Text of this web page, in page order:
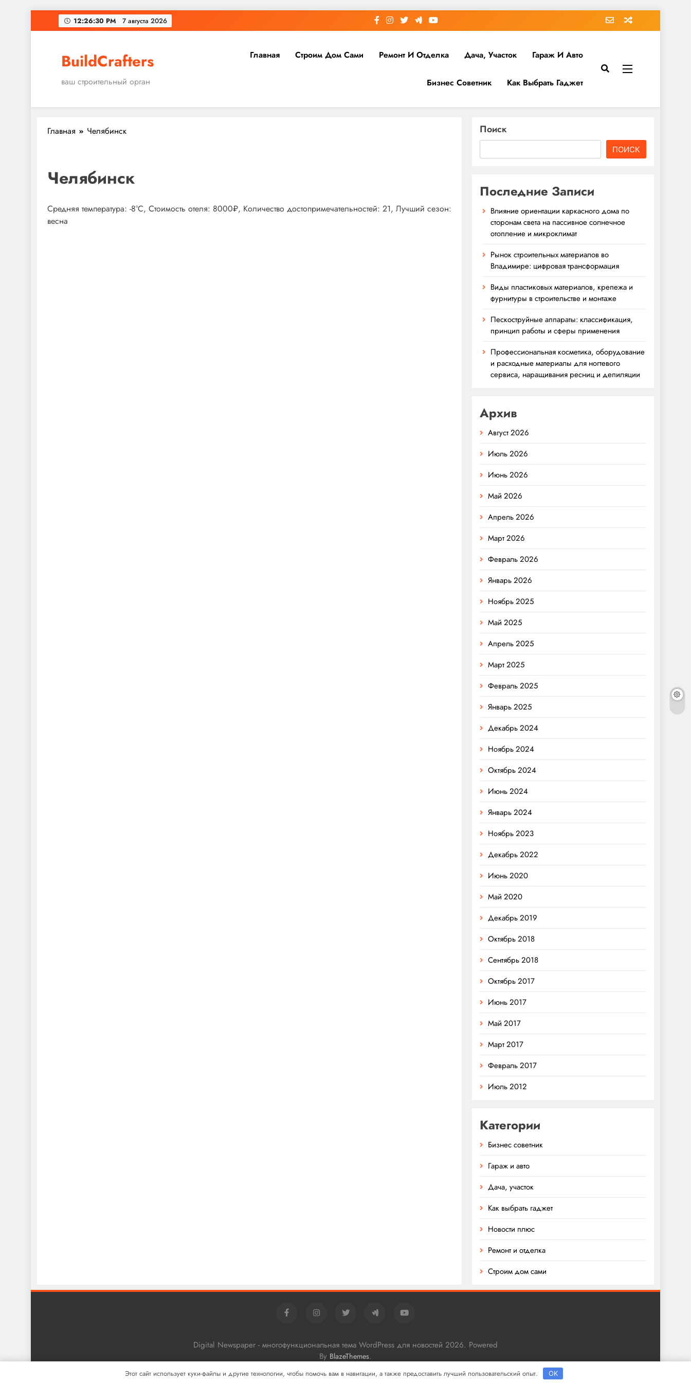
Перейти
к
12:26:31 PM 7 августа 2026
BuildCrafters
ваш строительный орган
Главная Строим Дом Сами Ремонт И Отделка Дача, Участок Гараж И Авто
Бизнес Советник Как Выбрать Гаджет
Главная Челябинск
Челябинск
Средняя температура: -8°C, Стоимость отеля: 8000₽, Количество достопримечательностей: 21, Лучший сезон:
весна
Поиск
ПОИСК
Последние Записи
Влияние ориентации каркасного дома по
сторонам света на пассивное солнечное
отопление и микроклимат
Рынок строительных материалов во
Владимире: цифровая трансформация
Виды пластиковых материалов, крепежа и
фурнитуры в строительстве и монтаже
Пескоструйные аппараты: классификация,
принцип работы и сферы применения
Профессиональная косметика, оборудование
и расходные материалы для ногтевого
сервиса, наращивания ресниц и депиляции
Архив
Август 2026
Июль 2026
Июнь 2026
Май 2026
Апрель 2026
Март 2026
Февраль 2026
Январь 2026
Ноябрь 2025
Май 2025
Апрель 2025
Март 2025
Февраль 2025
Январь 2025
Декабрь 2024
Ноябрь 2024
Октябрь 2024
Июнь 2024
Январь 2024
Ноябрь 2023
Декабрь 2022
Июнь 2020
Май 2020
Декабрь 2019
Октябрь 2018
Сентябрь 2018
Октябрь 2017
Июнь 2017
Май 2017
Март 2017
Февраль 2017
Июль 2012
Категории
Бизнес советник
Гараж и авто
Дача, участок
Как выбрать гаджет
Новости плюс
Ремонт и отделка
Строим дом сами
Digital Newspaper - многофункциональная тема WordPress для новостей 2026. Powered
By BlazeThemes.
Этот сайт использует куки-файлы и другие технологии, чтобы помочь вам в навигации, а также предоставить лучший пользовательский опыт. OK